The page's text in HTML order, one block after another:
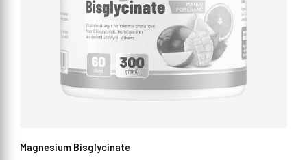
Magnesium Bisglycinate